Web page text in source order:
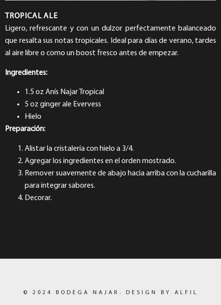
TROPICAL ALE
Ligero, refrescante y con un dulzor perfectamente balanceado
que resalta sus notas tropicales. Ideal para días de verano, tardes
al aire libre o como un boost fresco antes de empezar.
Ingredientes:
1.5 oz Anís Najar Tropical
5 oz ginger ale Evervess
Hielo
Preparación:
Alistar la cristalería con hielo a 3/4.
Agregar los ingredientes en el orden mostrado.
Remover suavemente de abajo hacia arriba con la cucharilla
para integrar sabores.
Decorar.
© 2024 BODEGA NAJAR. DESIGN BY ALFIL